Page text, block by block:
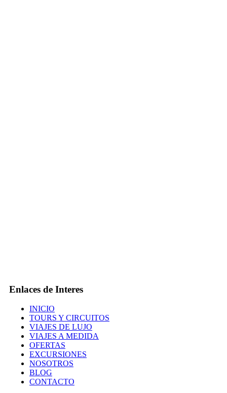
Enlaces de Interes
INICIO
TOURS Y CIRCUITOS
VIAJES DE LUJO
VIAJES A MEDIDA
OFERTAS
EXCURSIONES
NOSOTROS
BLOG
CONTACTO